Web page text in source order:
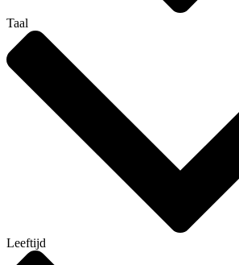
Taal
Leeftijd